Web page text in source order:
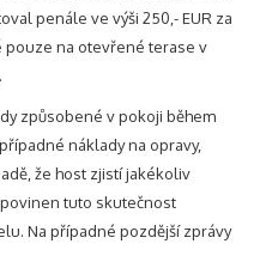
penále ve výši 250,- EUR za
pouze na otevřené terase v
způsobené v pokoji během
náklady na opravy,
že host zjistí jakékoliv
tuto skutečnost
Na případné pozdější zprávy